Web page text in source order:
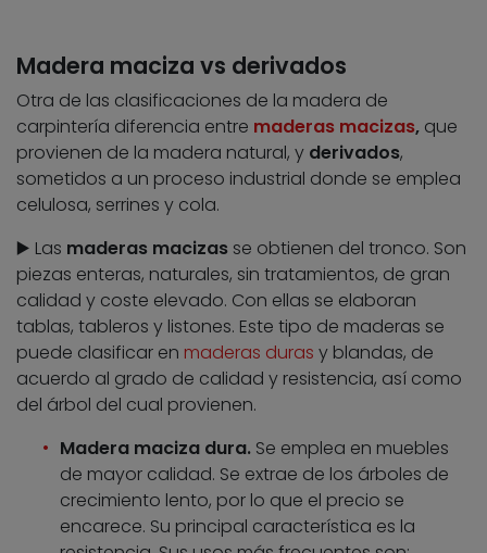
Madera maciza vs derivados
Otra de las clasificaciones de la madera de
carpintería diferencia entre maderas macizas, que
provienen de la madera natural, y derivados,
sometidos a un proceso industrial donde se emplea
celulosa, serrines y cola.
▶️ Las maderas macizas se obtienen del tronco. Son
piezas enteras, naturales, sin tratamientos, de gran
calidad y coste elevado. Con ellas se elaboran
tablas, tableros y listones. Este tipo de maderas se
puede clasificar en maderas duras y blandas, de
acuerdo al grado de calidad y resistencia, así como
del árbol del cual provienen.
Madera maciza dura. Se emplea en muebles
de mayor calidad. Se extrae de los árboles de
crecimiento lento, por lo que el precio se
encarece. Su principal característica es la